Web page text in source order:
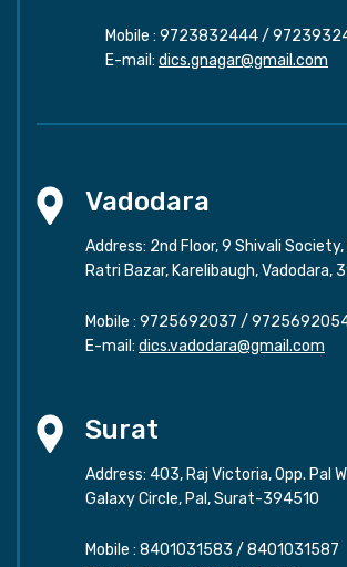
Mobile : 9723832444/
E-mail: dics.gnagar@gmail.com
Vadodara
Address: 2nd Floor, 9 Shivali Society,
Ratri Bazar, Karelibaugh, Vadodara,
Mobile : 9725692037 /
E-mail: dics.vadodara@gmail.com
Surat
Address: 403, Raj Victoria, Opp. Pal
Galaxy Circle, Pal, Surat-394510
Mobile : 8401031583 / 8401031587